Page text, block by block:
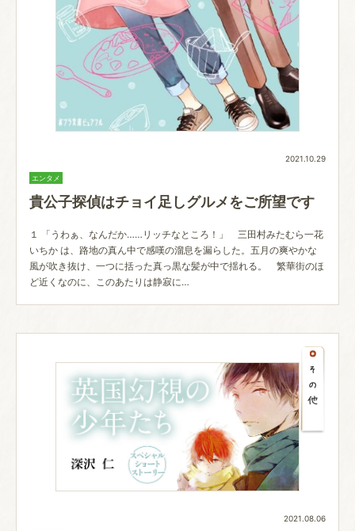
2021.10.29
エンタメ
貴公子探偵はチョイ足しグルメをご所望です
１ 「うわぁ、なんだか……リッチなところ！」 三田村みたむら一花
いちか は、路地の真ん中で感嘆の溜息を漏らした。五月の爽やかな
風が吹き抜け、一つに括った真っ黒な髪が中で揺れる。 繁華街のほ
ど近くなのに、このあたりは静寂に…
2021.08.06